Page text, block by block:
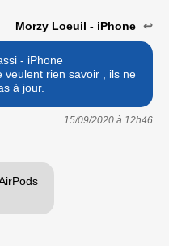
Morzy Loeuil - iPhone ↩
- iPhone
veulent rien savoir , ils ne
à jour.
15/09/2020 à 12h46